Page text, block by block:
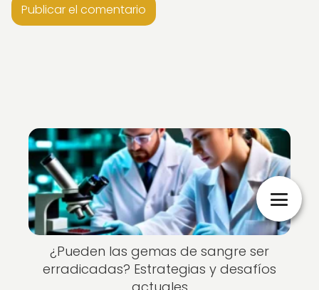
¿Pueden las gemas de sangre ser
erradicadas? Estrategias y desafíos